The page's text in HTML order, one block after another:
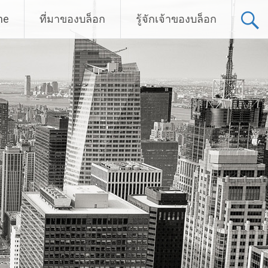
ที่มาของบล็อก รู้จักเจ้าของบล็อก